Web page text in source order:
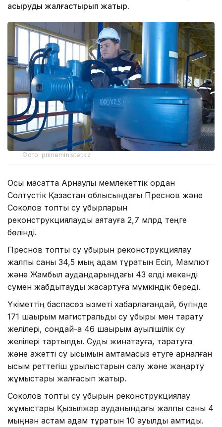
асыруды жалғастырып жатыр.
Фото: primeminister.kz
Осы мақсатта Арнаулы мемлекеттік қордан
Солтүстік Қазақстан облысындағы Преснов және
Соколов топтық су құбырларын
реконструкциялауды аяқтауға 2,7 млрд теңге
бөлінді.
Преснов топтық су құбырын реконструкциялау
жалпы саны 34,5 мың адам тұратын Есіл, Мамлют
және Жамбыл аудандарындағы 43 елді мекенді
сумен жабдықтауды жақсартуға мүмкіндік береді.
Үкіметтің баспасөз қызметі хабарлағандай, бүгінде
171 шақырым магистральдық су құбыры мен тарату
желілері, сондай-ақ 46 шақырым ауылішілік су
желілері тартылды. Суды жинақтауға, таратуға
және қажетті су қысымын қамтамасыз етуге арналған
қысым реттегіш құрылыстарын салу және жаңарту
жұмыстары жалғасып жатыр.
Соколов топтық су құбырын реконструкциялау
жұмыстары Қызылжар ауданындағы жалпы саны 4
мыңнан астам адам тұратын 10 ауылды қамтиды.